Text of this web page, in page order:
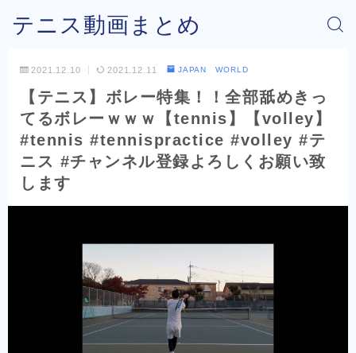
テニス動画まとめ
2021.12.10 2021.12.11 JAPAN WORLD
【テニス】ボレー特集！！全部舐めきっ
てるボレーｗｗｗ【tennis】【volley】
#tennis #tennispractice #volley #テ
ニス #チャンネル登録よろしくお願い致
します